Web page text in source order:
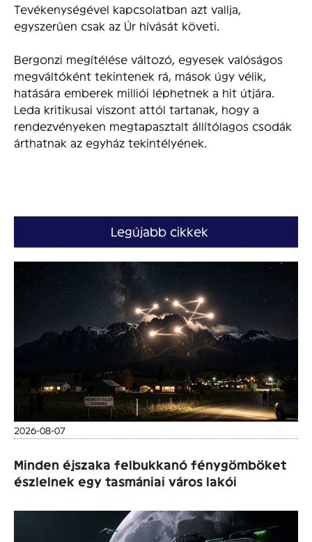
Tevékenységével kapcsolatban azt vallja,
egyszerűen csak az Úr hívását követi.
Bergonzi megítélése változó, egyesek valóságos
megváltóként tekintenek rá, mások úgy vélik,
hatására emberek milliói léphetnek a hit útjára.
Leda kritikusai viszont attól tartanak, hogy a
rendezvényeken megtapasztalt állítólagos csodák
árthatnak az egyház tekintélyének.
Legújabb cikkek
2026-08-07
Minden éjszaka felbukkanó fénygömböket
észlelnek egy tasmániai város lakói